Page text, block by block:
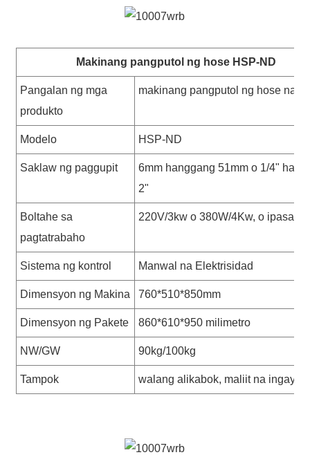
Makinang pangputol ng hose HSP-ND
Pangalan ng mga
produkto
makinang pangputol ng hose na
Modelo HSP-ND
Saklaw ng paggupit
6mm hanggang 51mm o 1/4"
2"
Boltahe sa
pagtatrabaho
220V/3kw o 380W/4Kw, o
Sistema ng kontrol Manwal na Elektrisidad
Dimensyon ng Makina 760*510*850mm
Dimensyon ng Pakete 860*610*950 milimetro
NW/GW 90kg/100kg
Tampok walang alikabok, maliit na ingay